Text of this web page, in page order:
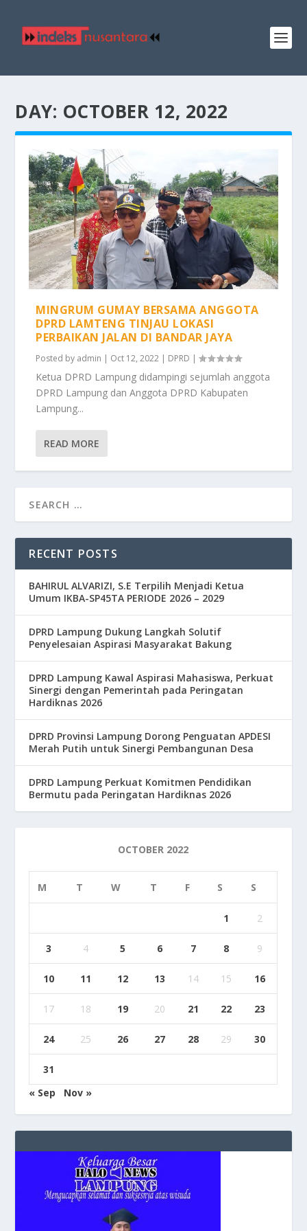
DAY: OCTOBER 12, 2022
MINGRUM GUMAY BERSAMA ANGGOTA
DPRD LAMTENG TINJAU LOKASI
PERBAIKAN JALAN DI BANDAR JAYA
Posted by admin | Oct 12, 2022 | DPRD |
Ketua DPRD Lampung didampingi sejumlah anggota
DPRD Lampung dan Anggota DPRD Kabupaten
Lampung...
READ MORE
RECENT POSTS
BAHIRUL ALVARIZI, S.E Terpilih Menjadi Ketua
Umum IKBA-SP45TA PERIODE 2026 – 2029
DPRD Lampung Dukung Langkah Solutif
Penyelesaian Aspirasi Masyarakat Bakung
DPRD Lampung Kawal Aspirasi Mahasiswa, Perkuat
Sinergi dengan Pemerintah pada Peringatan
Hardiknas 2026
DPRD Provinsi Lampung Dorong Penguatan APDESI
Merah Putih untuk Sinergi Pembangunan Desa
DPRD Lampung Perkuat Komitmen Pendidikan
Bermutu pada Peringatan Hardiknas 2026
OCTOBER 2022
M T W T F S S
1 2
3 4 5 6 7 8 9
10 11 12 13 14 15 16
17 18 19 20 21 22 23
24 25 26 27 28 29 30
31
« Sep
Nov »